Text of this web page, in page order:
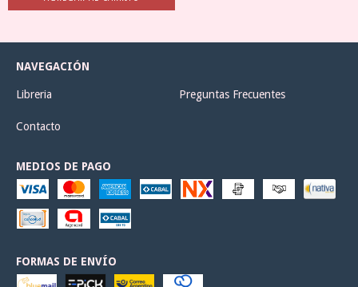
NAVEGACIÓN
Libreria Preguntas Frecuentes
Contacto
MEDIOS DE PAGO
FORMAS DE ENVÍO